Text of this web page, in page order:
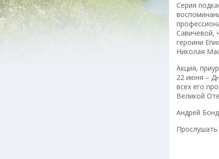
Серия
Савичевой,
героини
Николая
Акция,
22 июня –
всех его
Великой
Андрей